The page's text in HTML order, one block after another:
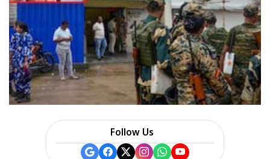
Follow Us